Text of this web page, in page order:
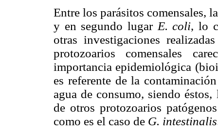
Entre los parásitos comensales,
y en segundo lugar E. coli, lo
otras investigaciones
protozoarios comensales
importancia epidemiológica
es referente de la
agua de consumo, siendo
de otros protozoarios
como es el caso de G. intestinalis